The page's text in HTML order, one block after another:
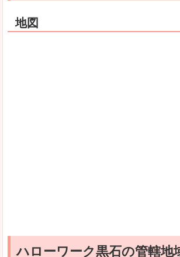
地図
ハローワーク黒石の管轄地